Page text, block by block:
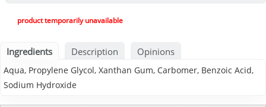
product temporarily unavailable
Ingredients Description Opinions
Aqua, Propylene Glycol, Xanthan Gum, Carbomer, Benzoic Acid,
Sodium Hydroxide